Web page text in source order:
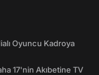
Oyuncu Kadroya
17'nin Akıbetine TV